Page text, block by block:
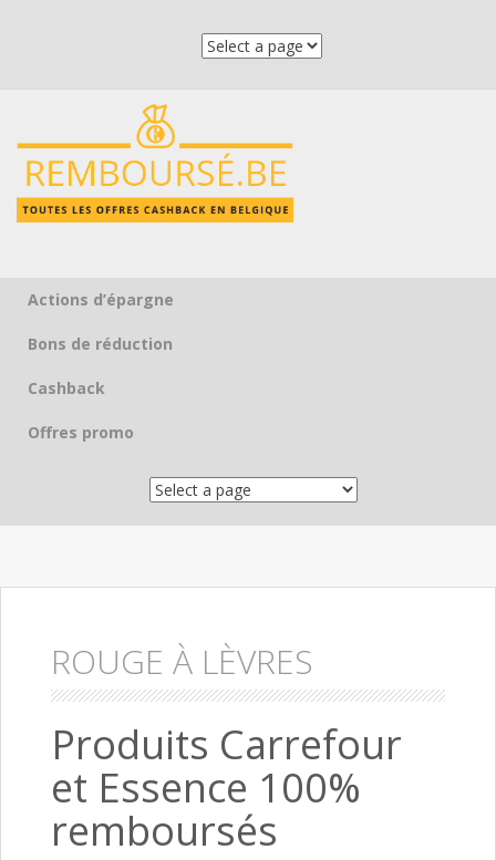
Skip to content
Actions d’épargne
Bons de réduction
Cashback
Offres promo
ROUGE À LÈVRES
Produits Carrefour
et Essence 100%
remboursés